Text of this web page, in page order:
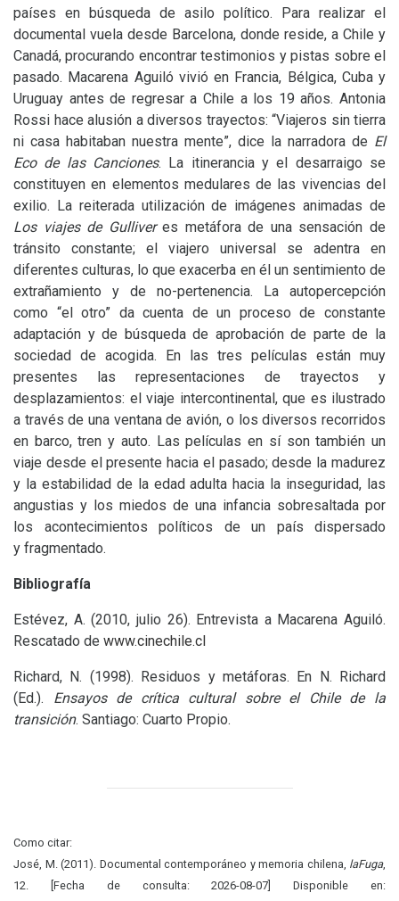
países en búsqueda de asilo político. Para realizar el
documental vuela desde Barcelona, donde reside, a Chile y
Canadá, procurando encontrar testimonios y pistas sobre el
pasado. Macarena Aguiló vivió en Francia, Bélgica, Cuba y
Uruguay antes de regresar a Chile a los 19 años. Antonia
Rossi hace alusión a diversos trayectos: “Viajeros sin tierra
ni casa habitaban nuestra mente”, dice la narradora de El
Eco de las Canciones. La itinerancia y el desarraigo se
constituyen en elementos medulares de las vivencias del
exilio. La reiterada utilización de imágenes animadas de
Los viajes de Gulliveres metáfora de una sensación de
tránsito constante; el viajero universal se adentra en
diferentes culturas, lo que exacerba en él un sentimiento de
extrañamiento y de no-pertenencia. La autopercepción
como “el otro” da cuenta de un proceso de constante
adaptación y de búsqueda de aprobación de parte de la
sociedad de acogida. En las tres películas están muy
presentes las representaciones de trayectos y
desplazamientos: el viaje intercontinental, que es ilustrado
a través de una ventana de avión, o los diversos recorridos
en barco, tren y auto. Las películas en sí son también un
viaje desde el presente hacia el pasado; desde la madurez
y la estabilidad de la edad adulta hacia la inseguridad, las
angustias y los miedos de una infancia sobresaltada por
los acontecimientos políticos de un país dispersado
y fragmentado.
Bibliografía
Estévez, A. (2010, julio 26). Entrevista a Macarena Aguiló.
Rescatado de www.cinechile.cl
Richard, N. (1998). Residuos y metáforas. En N. Richard
(Ed.). Ensayos de crítica cultural sobre el Chile de la
transición. Santiago: Cuarto Propio.
Como citar:
José, M. (2011). Documental contemporáneo y memoria chilena, laFuga,
12. [Fecha de consulta: 2026-08-07] Disponible en: